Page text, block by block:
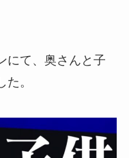
にて、奥さんと子
。